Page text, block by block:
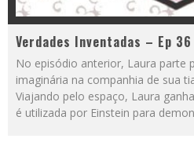
Verdades Inventadas – Ep
No episódio anterior, Laura parte
imaginária na companhia de sua
Viajando pelo espaço, Laura
é utilizada por Einstein para